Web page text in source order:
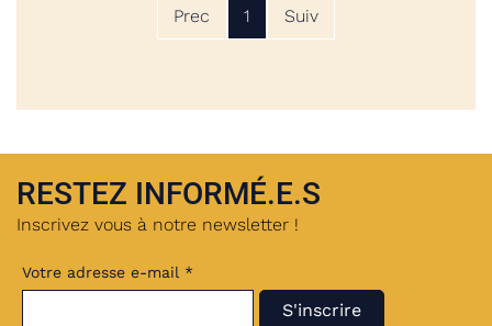
Prec 1 Suiv
RESTEZ INFORMÉ.E.S
Inscrivez vous à notre newsletter !
Votre adresse e-mail *